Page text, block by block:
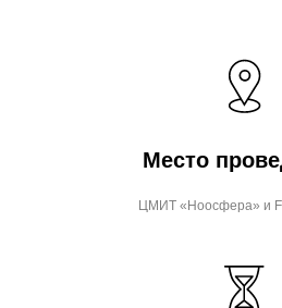
Место
ЦМИТ «Ноосфера» и